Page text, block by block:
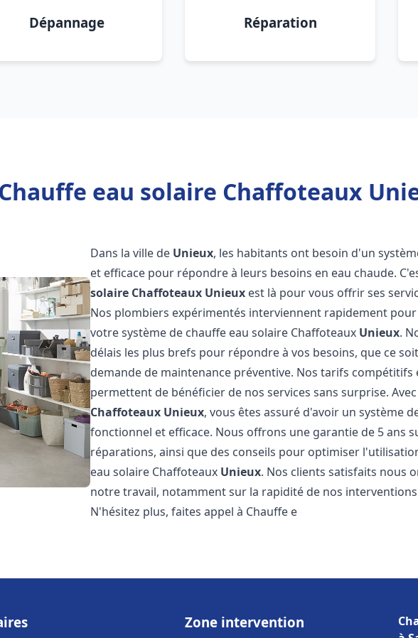
Dépannage Réparation
eau solaire Chaffoteaux
Dans la ville de Unieux, les habitants ont besoin d'un
et efficace pour répondre à leurs besoins en eau chaude.
solaire Chaffoteaux Unieux est là pour vous offrir ses
Nos plombiers expérimentés interviennent rapidement
votre système de chauffe eau solaire Chaffoteaux Unieux.
délais les plus brefs pour répondre à vos besoins, que ce
demande de maintenance préventive. Nos tarifs
permettent de bénéficier de nos services sans surprise. Avec
Chaffoteaux Unieux, vous êtes assuré d'avoir un système
fonctionnel et efficace. Nous offrons une garantie de 5 ans
réparations, ainsi que des conseils pour optimiser
eau solaire Chaffoteaux Unieux. Nos clients satisfaits nous
notre travail, notamment sur la rapidité de nos
N'hésitez plus, faites appel à Chauffe e
Zone intervention